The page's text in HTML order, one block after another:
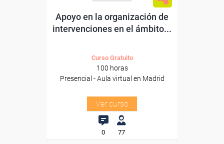
Apoyo en la organización de
intervenciones en el ámbito...
Curso Gratuito
100 horas
Presencial - Aula virtual en Madrid
Ver curso
0 77